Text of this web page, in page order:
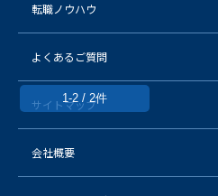
1-2 / 2件
転職ノウハウ
よくあるご質問
サイトマップ
会社概要